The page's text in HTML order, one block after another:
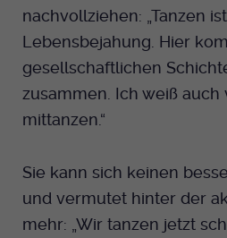
nachvollziehen: „Tanzen
Lebensbejahung. Hier
gesellschaftlichen
zusammen. Ich weiß auch
mittanzen.“
Sie kann sich keinen
und vermutet hinter der
mehr: „Wir tanzen jetzt